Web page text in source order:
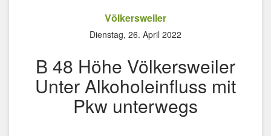
Völkersweiler
Dienstag, 26. April 2022
B 48 Höhe Völkersweiler
Unter Alkoholeinfluss mit
Pkw unterwegs